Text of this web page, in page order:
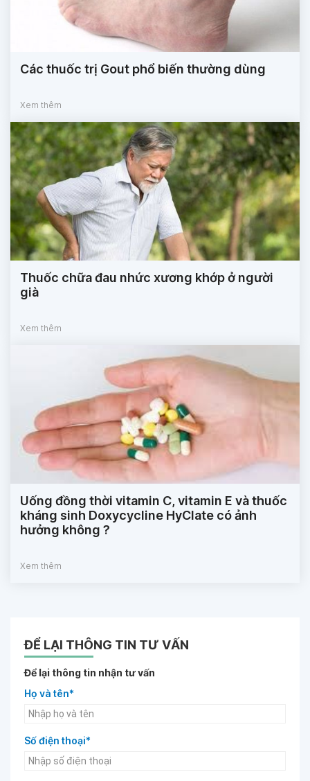
Các thuốc trị Gout phổ biến thường dùng
Xem thêm
Thuốc chữa đau nhức xương khớp ở người
già
Xem thêm
Uống đồng thời vitamin C, vitamin E và thuốc
kháng sinh Doxycycline HyClate có ảnh
hưởng không ?
Xem thêm
ĐỂ LẠI THÔNG TIN TƯ VẤN
Để lại thông tin nhận tư vấn
Họ và tên*
Số điện thoại*